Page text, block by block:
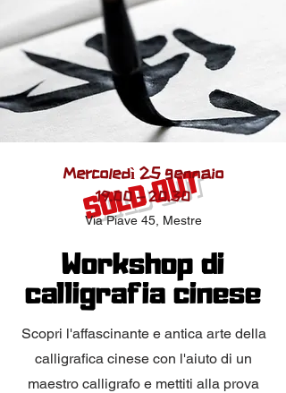
SOLD OUT
Mercoledì 25 gennaio
19.00 - 20.30
ViaPiave 45, Mestre
Workshop di
calligrafia cinese
Scopri l'affascinante e antica arte della
calligrafica cinese con l'aiuto di un
maestro calligrafo e mettiti alla prova